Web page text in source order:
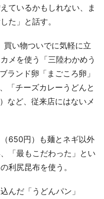
ているかもしれない、ま
た」と話す。
い物ついでに気軽に立
メを使う「三陸わかめう
ランド卵「まごころ卵」
「チーズカレーうどんと
など、従来店にはないメ
650円）も麺とネギ以外
「最もこだわった」とい
利尻昆布を使う。
んだ「うどんパン」